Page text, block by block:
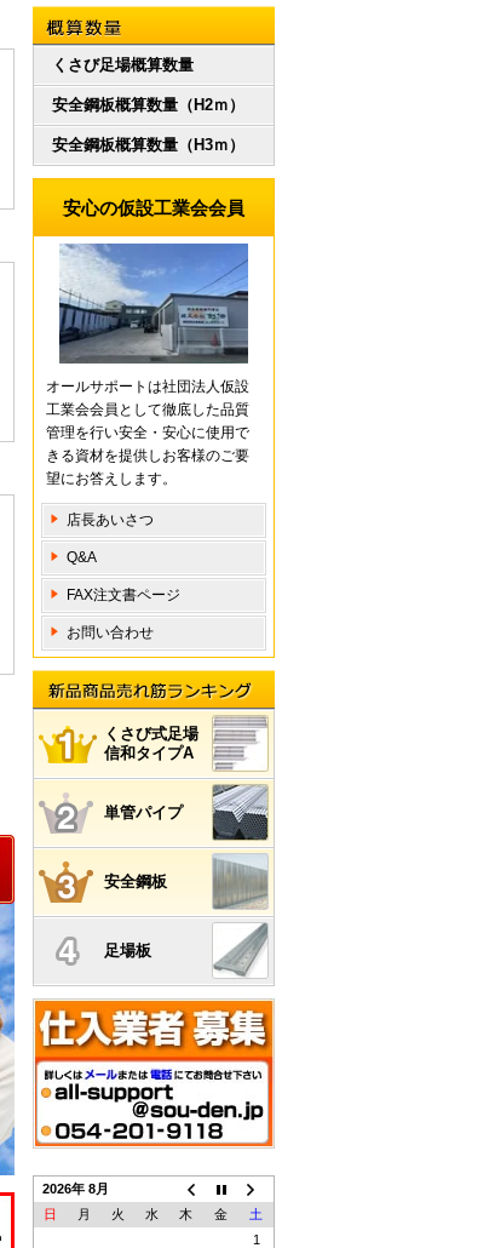
概算数量
くさび足場概算数量
安全鋼板概算数量（H2ｍ）
安全鋼板概算数量（H3ｍ）
安心の仮設工業会会員
オールサポートは社団法人仮設
工業会会員として徹底した品質
管理を行い安全・安心に使用で
きる資材を提供しお客様のご要
望にお答えします。
店長あいさつ
Q&A
FAX注文書ページ
お問い合わせ
新品商 品売れ筋ランキング
くさび式足場
信和タイプA
単管パイプ
安全鋼板
足場板
2026年 8月
日
月 火 水 木 金
土
1